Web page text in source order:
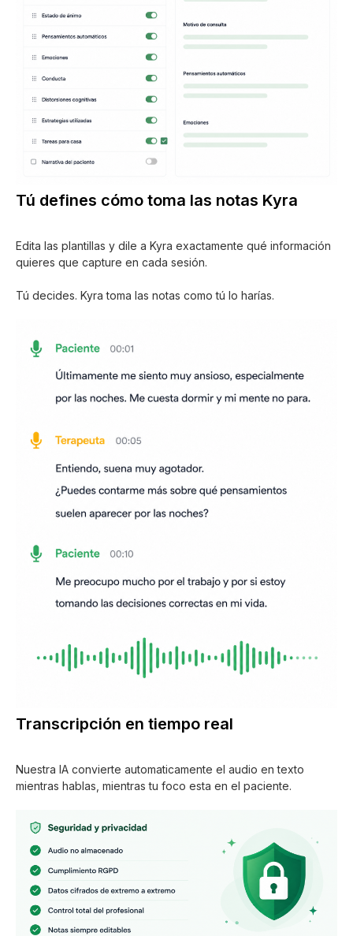
Tú defines cómo toma las notas Kyra
Edita las plantillas y dile a Kyra exactamente qué información
quieres que capture en cada sesión.
Tú decides. Kyra toma las notas como tú lo harías.
Transcripción en tiempo real
Nuestra IA convierte automaticamente el audio en texto
mientras hablas, mientras tu foco esta en el paciente.